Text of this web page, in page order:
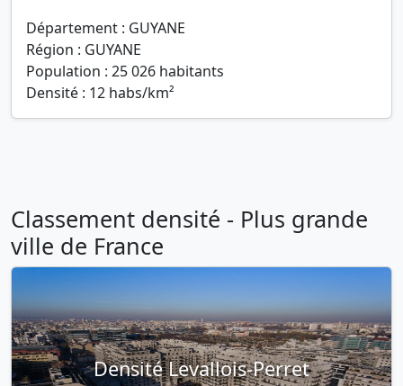
Département : GUYANE
Région : GUYANE
Population : 25 026 habitants
Densité : 12 habs/km²
Classement densité - Plus grande
ville de France
Densité Levallois-Perret